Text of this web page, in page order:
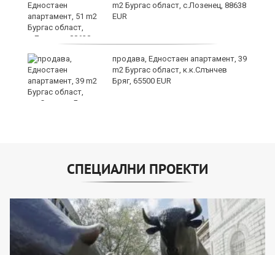
m2 Бургас област, с.Лозенец, 88638
EUR
продава, Едностаен апартамент, 39
m2 Бургас област, к.к.Слънчев
Бряг, 65500 EUR
СПЕЦИАЛНИ ПРОЕКТИ